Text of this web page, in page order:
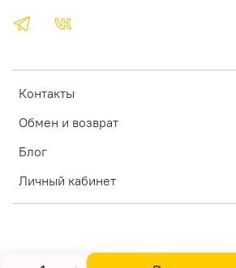
Контакты
Обмен и возврат
Блог
Личный кабинет